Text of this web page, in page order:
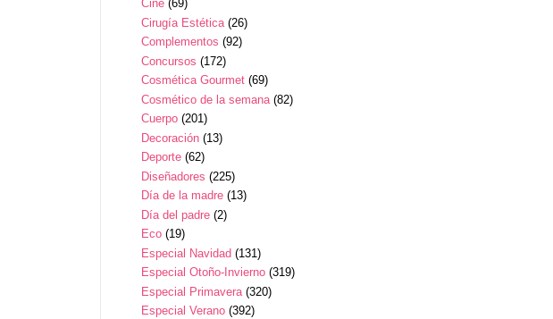
Cine (69)
Cirugía Estética (26)
Complementos (92)
Concursos (172)
Cosmética Gourmet (69)
Cosmético de la semana (82)
Cuerpo (201)
Decoración (13)
Deporte (62)
Diseñadores (225)
Día de la madre (13)
Día del padre (2)
Eco (19)
Especial Navidad (131)
Especial Otoño-Invierno (319)
Especial Primavera (320)
Especial Verano (392)